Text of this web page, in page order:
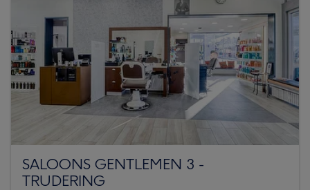
SALOONS GENTLEMEN 3 -
TRUDERING